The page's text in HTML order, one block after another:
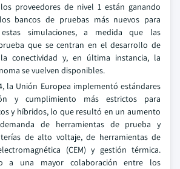
proveedores de nivel 1 están ganando
bancos de pruebas más nuevos para
simulaciones, a medida que las
que se centran en el desarrollo de
la conectividad y, en última instancia, la
se vuelven disponibles.
la Unión Europea implementó estándares
y cumplimiento más estrictos para
y híbridos, lo que resultó en un aumento
de herramientas de prueba y
de alto voltaje, de herramientas de
(CEM) y gestión térmica.
a una mayor colaboración entre los